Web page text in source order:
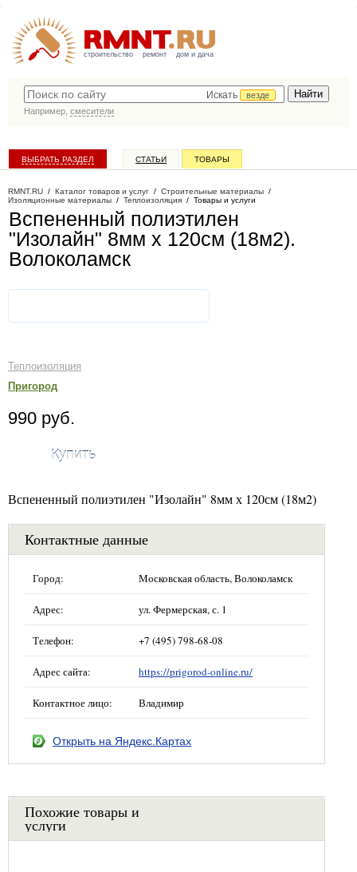
строительство ремонт дом и дача
Искать
везде
Например, смесители
ВЫБРАТЬ РАЗДЕЛ СТАТЬИ ТОВАРЫ
RMNT.RU / Каталог товаров и услуг / Строительные материалы /
Изоляционные материалы / Теплоизоляция / Товары и услуги
Вспененный полиэтилен
"Изолайн" 8мм х 120см (18м2).
Волоколамск
Теплоизоляция
Пригород
990 руб.
Купить
Вспененный полиэтилен "Изолайн" 8мм х 120см (18м2)
Контактные данные
Город: Московская область, Волоколамск
Адрес: ул. Фермерская, с. 1
Телефон: +7 (495) 798-68-08
Адрес сайта: https://prigorod-online.ru/
Контактное лицо: Владимир
Открыть на Яндекс.Картах
Похожие товары и
услуги